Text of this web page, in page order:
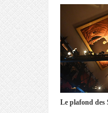
Le plafond des